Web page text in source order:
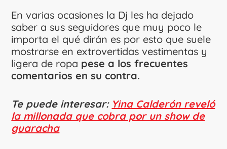
En varias ocasiones la Dj les ha dejado
saber a sus seguidores que muy poco le
importa el qué dirán es por esto que suele
mostrarse en extrovertidas vestimentas y
ligera de ropa pese a los frecuentes
comentarios en su contra.
Te puede interesar: Yina Calderón reveló
la millonada que cobra por un show de
guaracha